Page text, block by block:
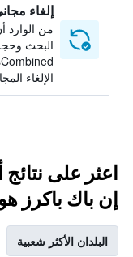
إلغاء
من الوارد
البحث
الإلغاء
اعثر على
إن باك باكرز
البلدان الأكثر شعبية